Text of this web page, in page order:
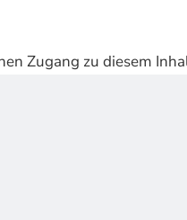
Zugang zu diesem